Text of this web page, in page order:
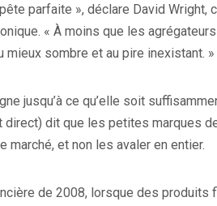
parfaite », déclare David Wright,
« À moins que les
mieux sombre et au pire inexistant. »
jusqu’à ce qu’elle soit
direct) dit que les petites marques
marché, et non les avaler en entier.
de 2008, lorsque des